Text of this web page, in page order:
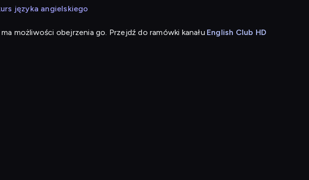
języka angielskiego
ma możliwości obejrzenia go. Przejdź do ramówki kanału English Club HD